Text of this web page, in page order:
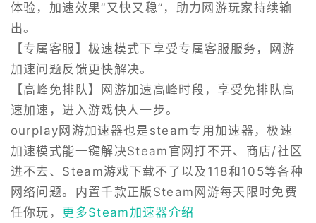
体验，加速效果“又快又稳”，助力网游玩家持续输
出。
【专属客服】极速模式下享受专属客服服务，网游
加速问题反馈更快解决。
【高峰免排队】网游加速高峰时段，享受免排队高
速加速，进入游戏快人一步。
ourplay网游加速器也是steam专用加速器，极速
加速模式能一键解决Steam官网打不开、商店/社区
进不去、Steam游戏下载不了以及118和105等各种
网络问题。内置千款正版Steam网游每天限时免费
任你玩， 更多Steam加速器介绍